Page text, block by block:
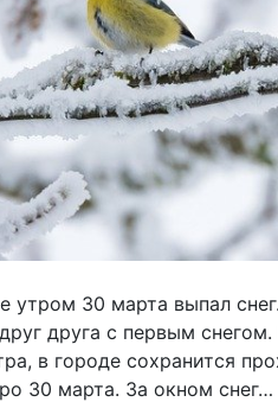
утром 30 марта выпал
друга с первым
в городе сохранится
30 марта. За окном